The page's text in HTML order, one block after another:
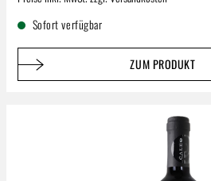
Sofort verfügbar
ZUM PRODUKT